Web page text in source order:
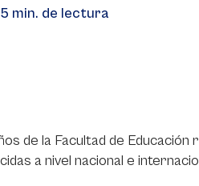
5 min. de lectura
de la Facultad de Educación
a nivel nacional e